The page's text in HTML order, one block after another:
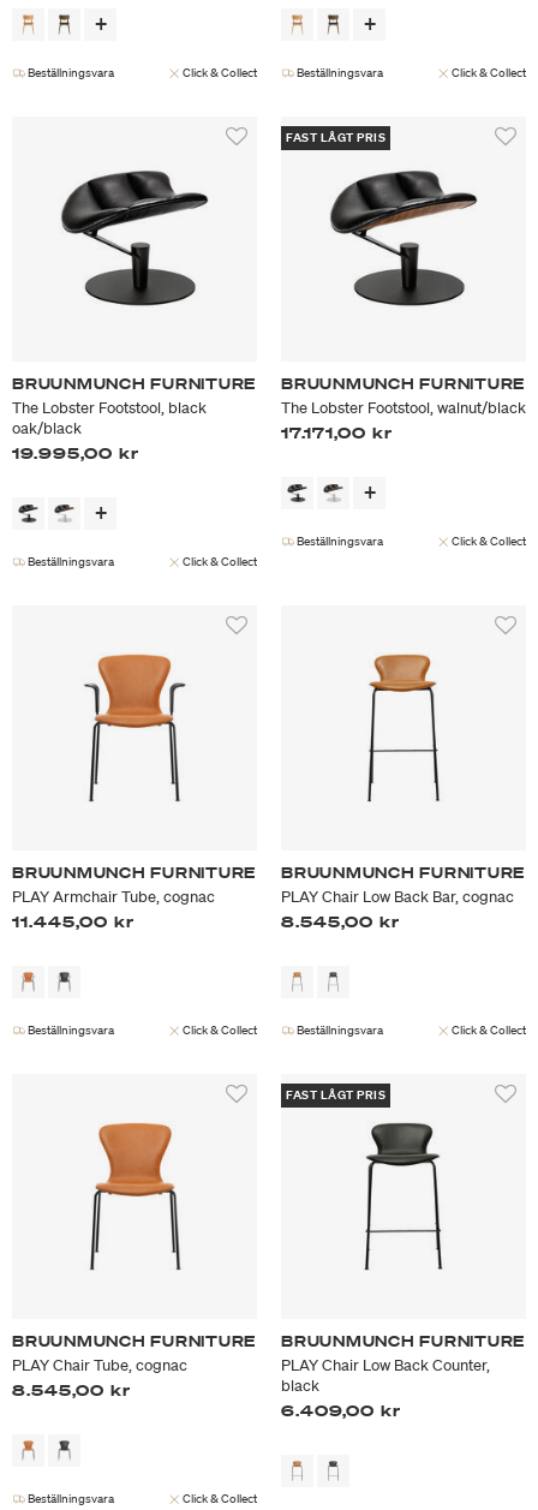
Beställningsvara Click & Collect Beställningsvara Click & Collect
BRUUNMUNCH FURNITURE
The Lobster Footstool, black
oak/black
19.995,00 kr
Beställningsvara Click & Collect
FAST LÅGT PRIS
BRUUNMUNCH FURNITURE
The Lobster Footstool, walnut/black
17.171,00 kr
Beställningsvara Click & Collect
BRUUNMUNCH FURNITURE
PLAY Armchair Tube, cognac
11.445,00 kr
Beställningsvara Click & Collect
BRUUNMUNCH FURNITURE
PLAY Chair Low Back Bar, cognac
8.545,00 kr
Beställningsvara Click & Collect
BRUUNMUNCH FURNITURE
PLAY Chair Tube, cognac
8.545,00 kr
Beställningsvara Click & Collect
FAST LÅGT PRIS
BRUUNMUNCH FURNITURE
PLAY Chair Low Back Counter,
black
6.409,00 kr